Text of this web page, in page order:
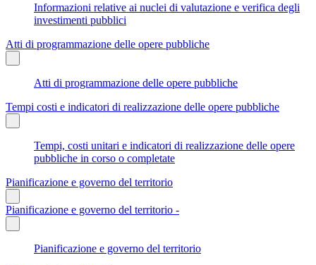
Informazioni relative ai nuclei di valutazione e verifica degli
investimenti pubblici
Atti di programmazione delle opere pubbliche
Atti di programmazione delle opere pubbliche
Tempi costi e indicatori di realizzazione delle opere pubbliche
Tempi, costi unitari e indicatori di realizzazione delle opere
pubbliche in corso o completate
Pianificazione e governo del territorio
Pianificazione e governo del territorio -
Pianificazione e governo del territorio